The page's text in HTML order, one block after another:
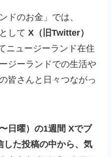
ドのお金」では、
してX（旧Twitter）
ニュージーランド在住
ジーランドでの生活や
皆さんと日々つながっ
日曜）の1週間 Xでブ
した投稿の中から、気